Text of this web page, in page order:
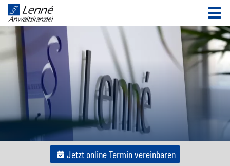
Jetzt online Termin vereinbaren